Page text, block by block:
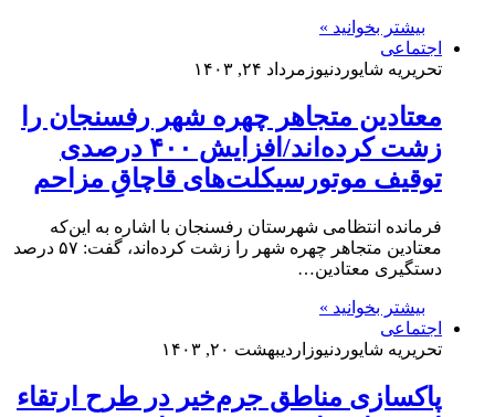
بیشتر بخوانید »
اجتماعی
تحریریه شایوردنیوز مرداد ۲۴, ۱۴۰۳
معتادین متجاهر چهره شهر رفسنجان را
زشت کرده‌اند/افزایش ۴۰۰ درصدی
توقیف موتورسیکلت‌های قاچاقِ مزاحم
فرمانده انتظامی شهرستان رفسنجان با اشاره به این‌که
معتادین متجاهر چهره شهر را زشت کرده‌اند، گفت: ۵۷ درصد
دستگیری معتادین…
بیشتر بخوانید »
اجتماعی
تحریریه شایوردنیوز اردیبهشت ۲۰, ۱۴۰۳
پاکسازی مناطق جرم‌خیر در طرح ارتقاء